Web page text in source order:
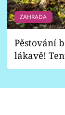
ZAHRADA
Pěstování
lákavě!
vhodný